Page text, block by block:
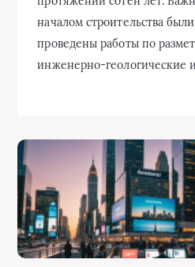
началом строительства
проведены работы по
инженерно-геологические